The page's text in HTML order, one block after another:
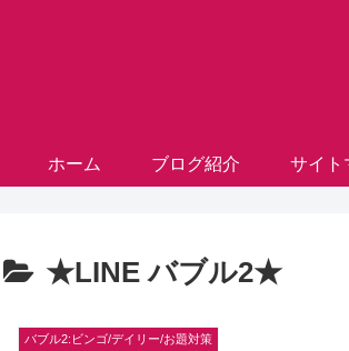
ホーム ブログ紹介 サイト
★LINE バブル2★
バブル2:ビンゴ/デイリー/お題対策